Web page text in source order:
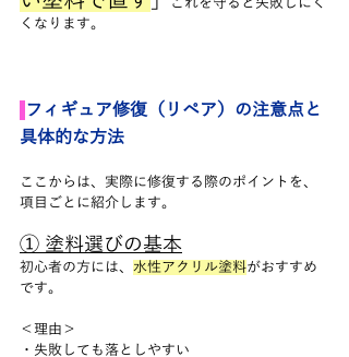
くなります。
フィギュア修復（リペア）の注意点と
具体的な方法
ここからは、実際に修復する際のポイントを、
項目ごとに紹介します。
① 塗料選びの基本
初心者の方には、 水性アクリル塗料がおすすめ
です。
＜理由＞
・失敗しても落としやすい